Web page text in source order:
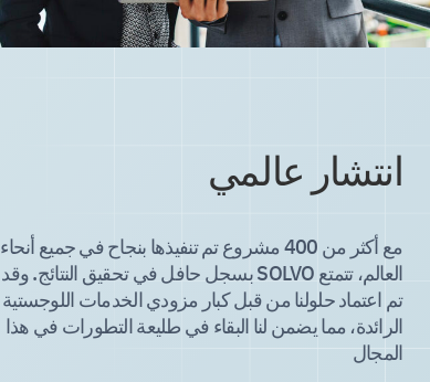
انتشار عالمي
مع أكثر من 400 مشروع تم تنفيذها بنجاح في جميع أنحاء
العالم، تتمتع SOLVO بسجل حافل في تحقيق النتائج. وقد
تم اعتماد حلولنا من قبل كبار مزودي الخدمات اللوجستية
الرائدة، مما يضمن لنا البقاء في طليعة التطورات في هذا
المجال